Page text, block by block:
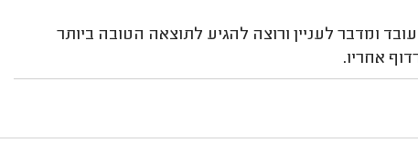
ומדבר לעניין ורוצה להגיע לתוצאה הטובה ביותר
אחריו.